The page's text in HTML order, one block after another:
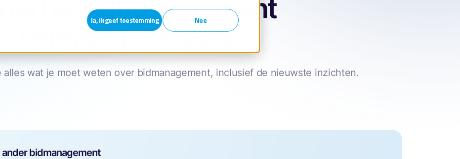
Ja, ik geef toestemming
Nee
je bidmanagement
kennis up-to-date
alles wat je moet weten over bidmanagement, inclusief de nieuwste inzichten.
bidmanagement